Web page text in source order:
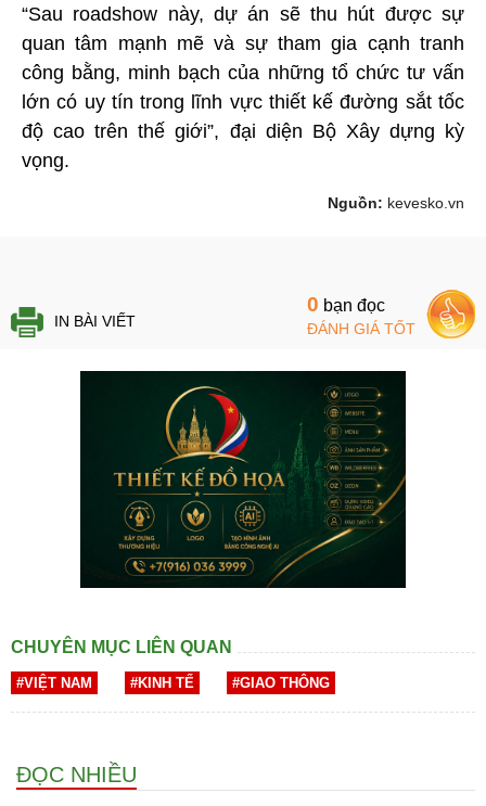
“Sau roadshow này, dự án sẽ thu hút được sự
quan tâm mạnh mẽ và sự tham gia cạnh tranh
công bằng, minh bạch của những tổ chức tư vấn
lớn có uy tín trong lĩnh vực thiết kế đường sắt tốc
độ cao trên thế giới”, đại diện Bộ Xây dựng kỳ
vọng.
Nguồn: kevesko.vn
IN BÀI VIẾT
0 bạn đọc
ĐÁNH GIÁ TỐT
CHUYÊN MỤC LIÊN QUAN
#VIỆT NAM #KINH TẾ #GIAO THÔNG
ĐỌC NHIỀU